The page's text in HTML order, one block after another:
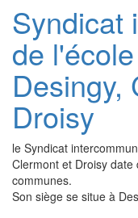
Syndicat
de
Desingy,
Droisy
le Syndicat
Clermont et Droisy
communes.
Son siège se situe à